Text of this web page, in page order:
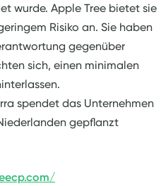
wurde. Apple Tree bietet sie
Risiko an. Sie haben
gegenüber
sich, einen minimalen
spendet das Unternehmen
gepflanzt